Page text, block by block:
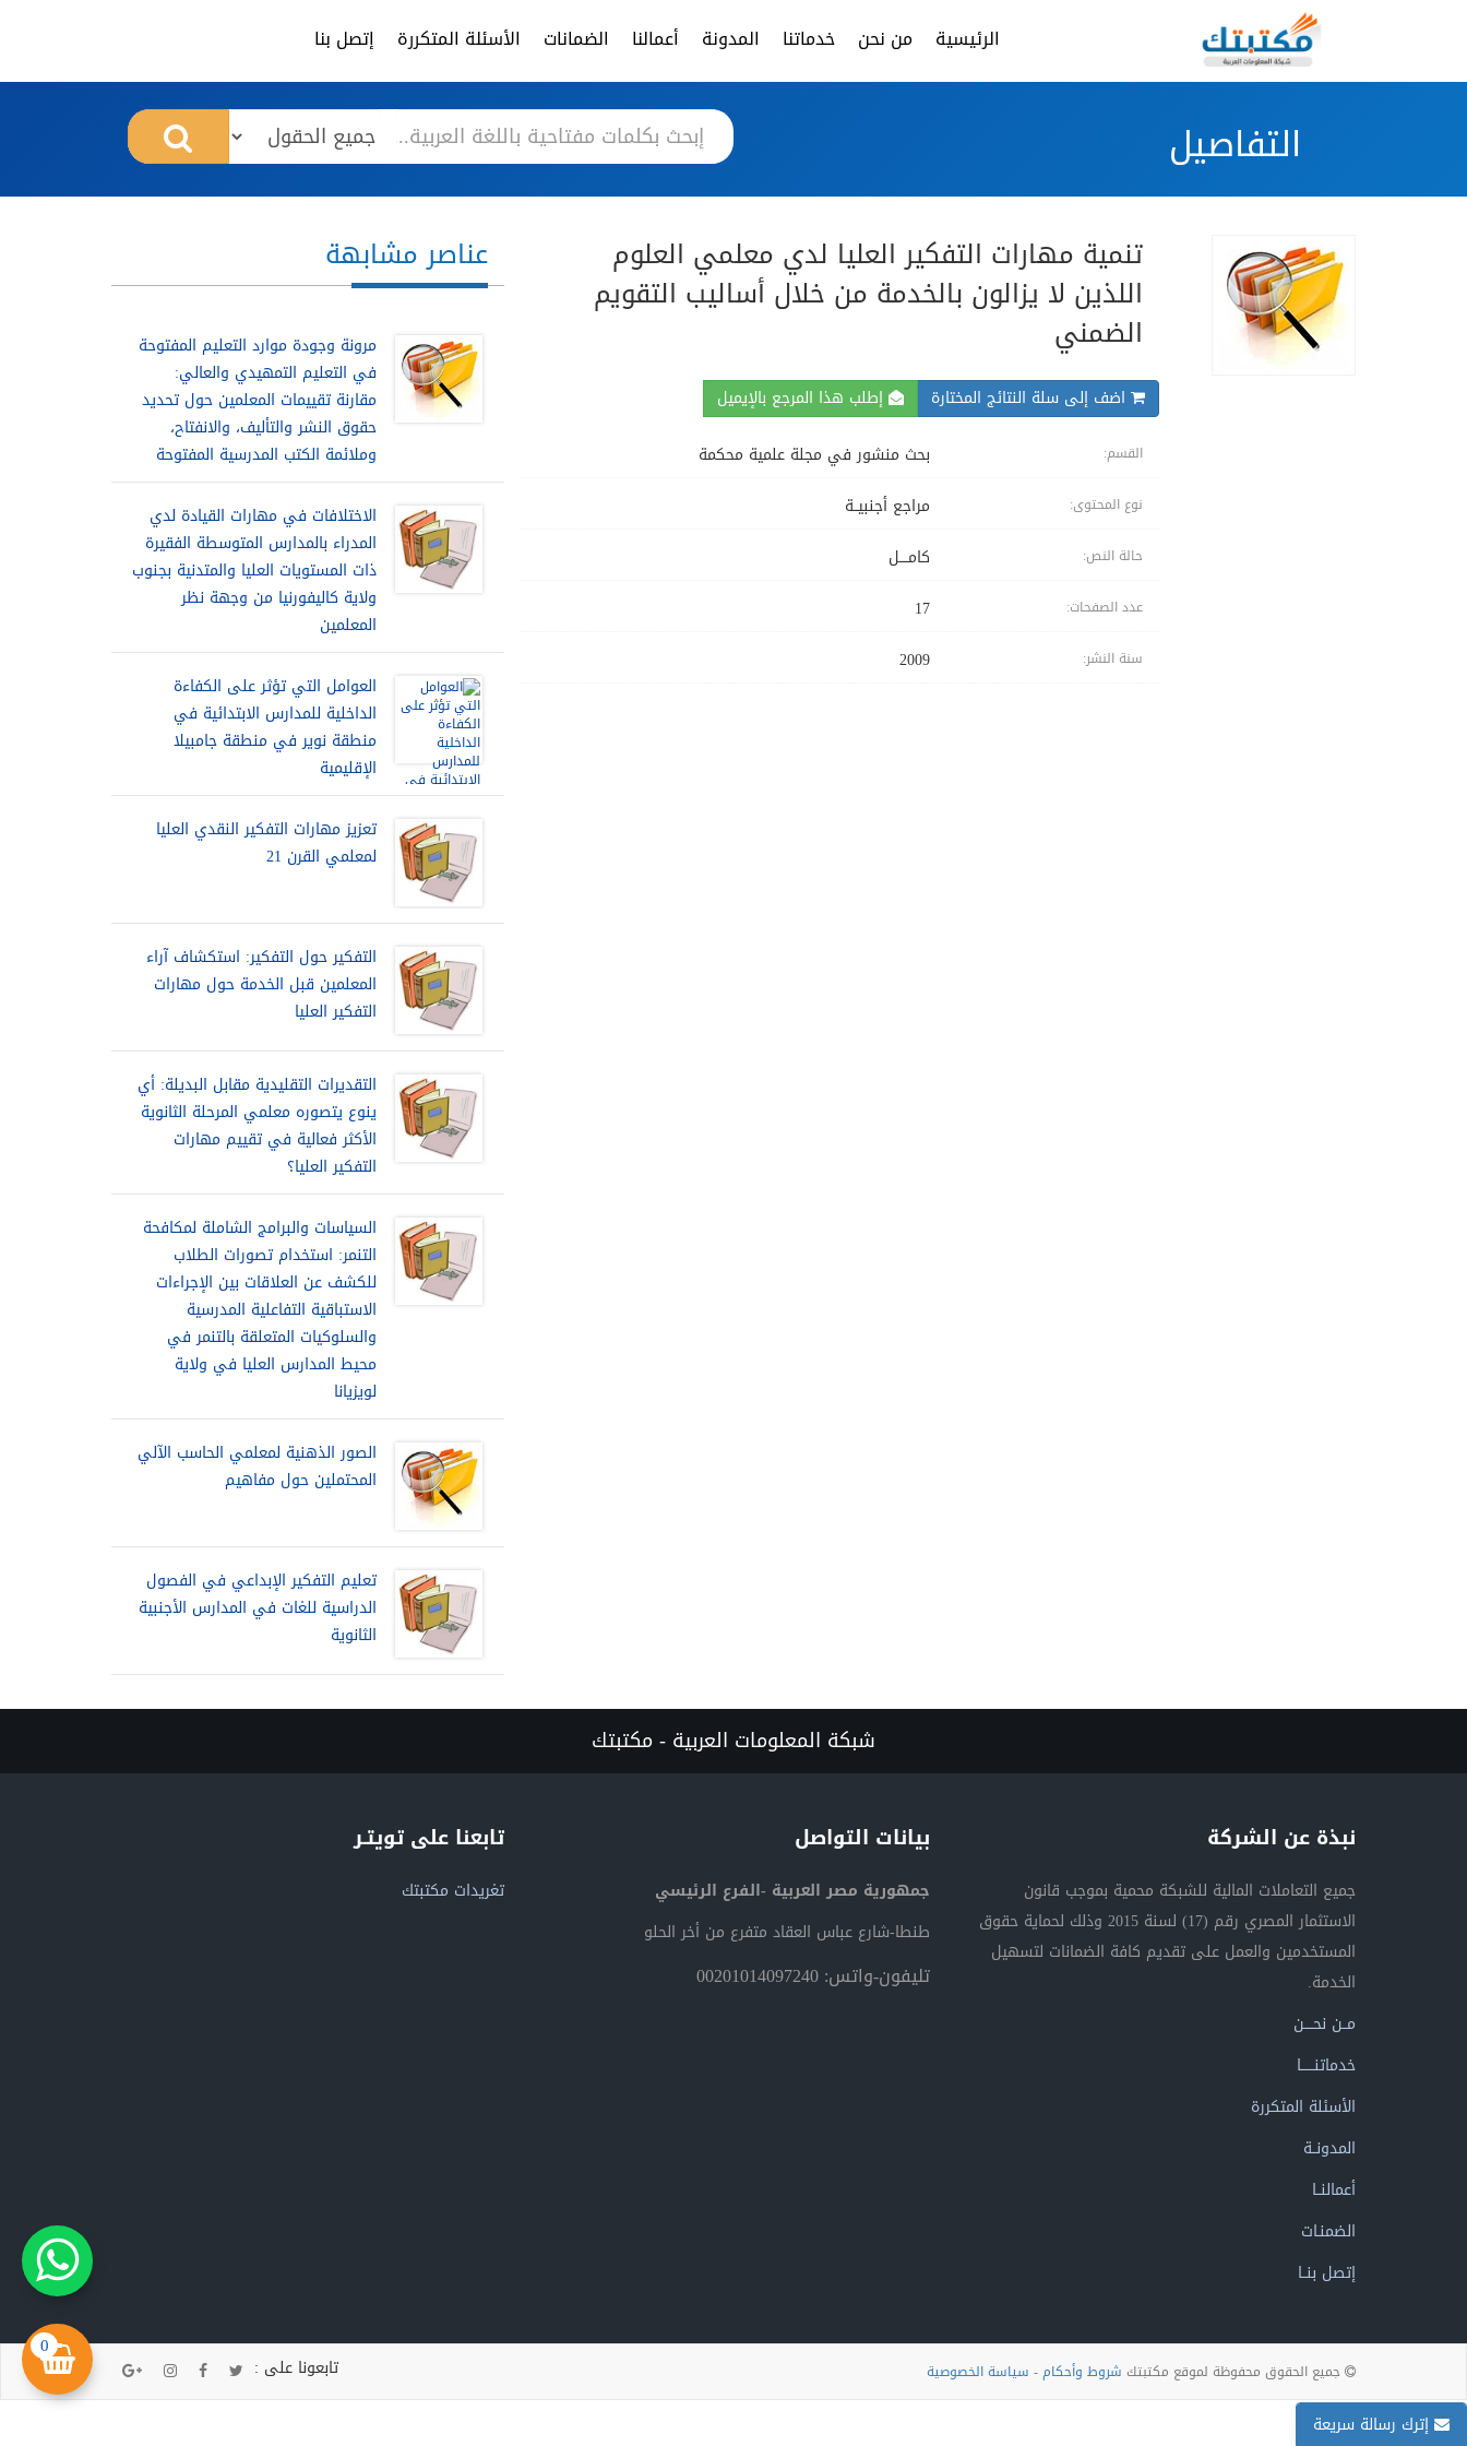
الرئيسية من نحن خدماتنا المدونة أعمالنا الضمانات الأسئلة المتكررة إتصل بنا
التفاصيل
تنمية مهارات التفكير العليا لدي معلمي العلوم
اللذين لا يزالون بالخدمة من خلال أساليب التقويم
الضمني
اضف إلى سلة النتائج المختارة إطلب هذا المرجع بالإيميل
القسم: بحث منشور في مجلة علمية محكمة
نوع المحتوى: مراجع أجنبيــة
حالة النص: كامــــل
عدد الصفحات: 17
سنة النشر: 2009
عناصر مشابهة
مرونة وجودة موارد التعليم المفتوحة
في التعليم التمهيدي والعالي:
مقارنة تقييمات المعلمين حول تحديد
حقوق النشر والتأليف، والانفتاح،
وملائمة الكتب المدرسية المفتوحة
الاختلافات في مهارات القيادة لدي
المدراء بالمدارس المتوسطة الفقيرة
ذات المستويات العليا والمتدنية بجنوب
ولاية كاليفورنيا من وجهة نظر
المعلمين
العوامل التي تؤثر على الكفاءة
الداخلية للمدارس الابتدائية في
منطقة نوير في منطقة جامبيلا
الإقليمية
تعزيز مهارات التفكير النقدي العليا
لمعلمي القرن 21
التفكير حول التفكير: استكشاف آراء
المعلمين قبل الخدمة حول مهارات
التفكير العليا
التقديرات التقليدية مقابل البديلة: أي
ينوع يتصوره معلمي المرحلة الثانوية
الأكثر فعالية في تقييم مهارات
التفكير العليا؟
السياسات والبرامج الشاملة لمكافحة
التنمر: استخدام تصورات الطلاب
للكشف عن العلاقات بين الإجراءات
الاستباقية التفاعلية المدرسية
والسلوكيات المتعلقة بالتنمر في
محيط المدارس العليا في ولاية
لويزيانا
الصور الذهنية لمعلمي الحاسب الآلي
المحتملين حول مفاهيم
تعليم التفكير الإبداعي في الفصول
الدراسية للغات في المدارس الأجنبية
الثانوية
0
شبكة المعلومات العربية - مكتبتك
نبذة عن الشركة
جميع التعاملات المالية للشبكة محمية بموجب قانون
الاستثمار المصري رقم (17) لسنة 2015 وذلك لحماية حقوق
المستخدمين والعمل على تقديم كافة الضمانات لتسهيل
الخدمة.
مــن نحــــن
خدماتنــــــا
الأسئلة المتكررة
المدونــة
أعمالنــا
الضمنـات
إتصل بنــا
بيانات التواصل
جمهورية مصر العربية -الفرع الرئيسي
طنطا-شارع عباس العقاد متفرع من أخر الحلو
تليفون-واتس: 00201014097240
تابعنا على تويتـر
تغريدات مكتبتك
جميع الحقوق محفوظة لموقع مكتبتك شروط وأحكام- سياسة الخصوصية
تابعونا على :
إترك رسالة سريعة